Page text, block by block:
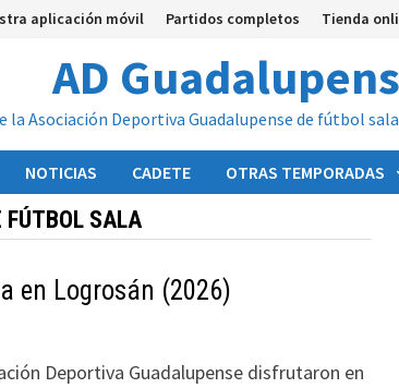
aplicación móvil Partidos completos Tienda
AD
la Asociación Deportiva Guadalupense de fútbol
NOTICIAS CADETE OTRAS TEMPORADAS
FÚTBOL SALA
en Logrosán (2026)
Deportiva Guadalupense disfrutaron en